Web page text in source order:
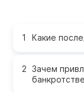
Какие
Зачем